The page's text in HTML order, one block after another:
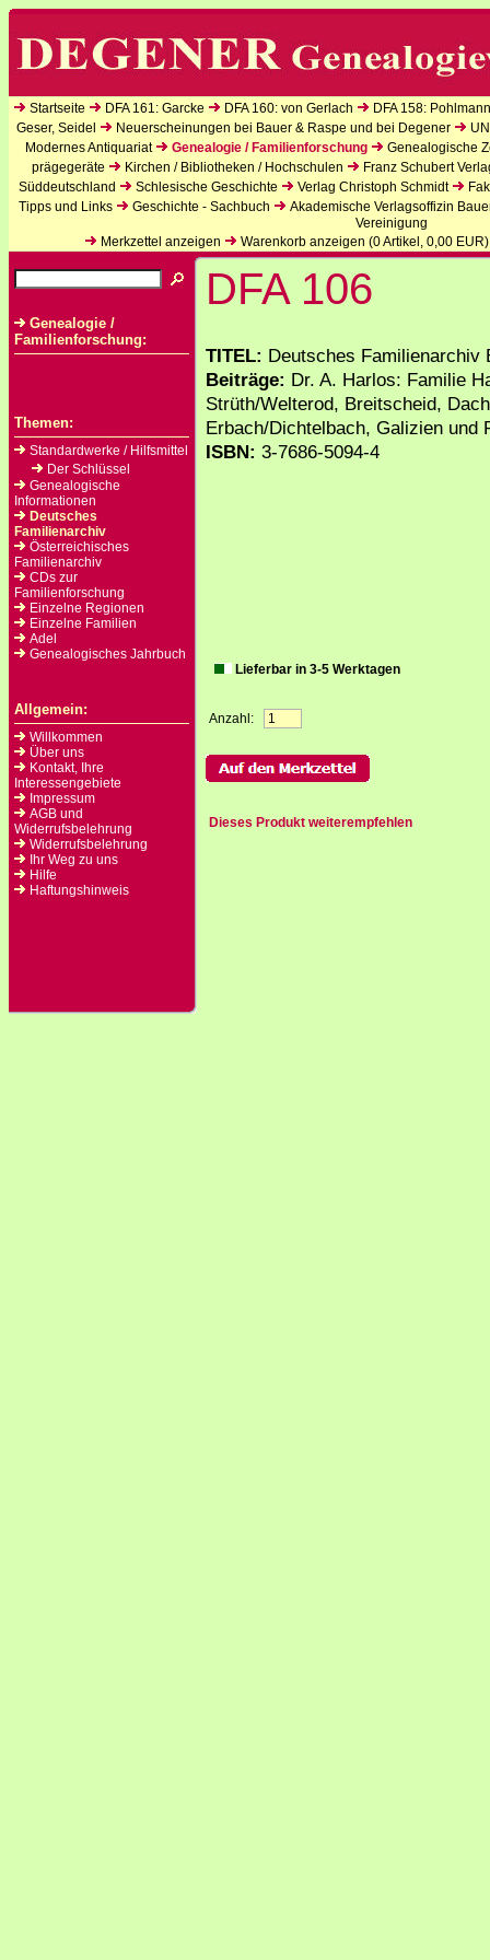
Startseite DFA 161: Garcke DFA 160: von Gerlach
DFA 158:
Geser, Seidel
Neuerscheinungen bei Bauer & Raspe und bei Degener
Modernes Antiquariat
Genealogie / Familienforschung
Genealogische
prägegeräte
Kirchen / Bibliotheken / Hochschulen
Franz Schubert
Süddeutschland
Schlesische Geschichte Verlag Christoph Schmidt
Tipps und Links
Geschichte - Sachbuch
Akademische Verlagsoffizin
Vereinigung
Merkzettel anzeigen
Warenkorb anzeigen (0Artikel, 0,00 EUR)
Genealogie /
Familienforschung:
Themen:
Standardwerke / Hilfsmittel
Der Schlüssel
Genealogische
Informationen
Deutsches
Familienarchiv
Österreichisches
Familienarchiv
CDs zur
Familienforschung
Einzelne Regionen
Einzelne Familien
Adel
Genealogisches Jahrbuch
Allgemein:
Willkommen
Über uns
Kontakt, Ihre
Interessengebiete
Impressum
AGB und
Widerrufsbelehrung
Widerrufsbelehrung
Ihr Weg zu uns
Hilfe
Haftungshinweis
DFA 106
TITEL: Deutsches Familienarchiv
Beiträge: Dr. A. Harlos: Familie
Strüth/Welterod, Breitscheid,
Erbach/Dichtelbach, Galizien und
ISBN: 3-7686-5094-4
Lieferbar in 3-5 Werktagen
Anzahl:
Dieses Produkt weiterempfehlen